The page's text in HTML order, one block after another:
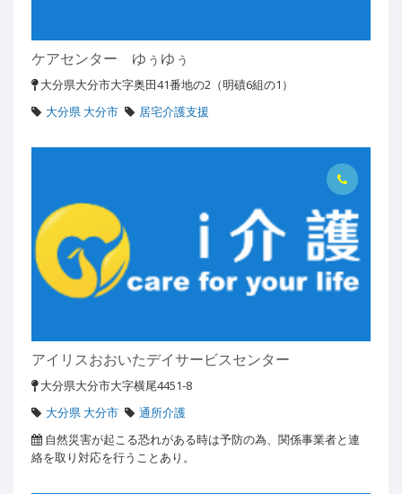
ケアセンター ゆぅゆぅ
大分県大分市大字奥田41番地の2（明磧6組の1）
大分県 大分市
居宅介護支援
アイリスおおいたデイサービスセンター
大分県大分市大字横尾4451-8
大分県 大分市
通所介護
自然災害が起こる恐れがある時は予防の為、関係事業者と連
絡を取り対応を行うことあり。